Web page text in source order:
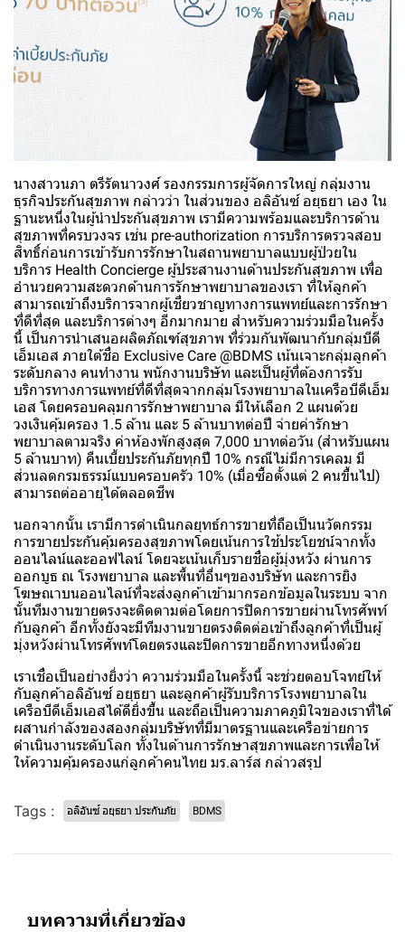
นางสาวนภา ตรีรัตนาวงศ์ รองกรรมการผู้จัดการใหญ่ กลุ่มงาน
ธุรกิจประกันสุขภาพ กล่าวว่า ในส่วนของ อลิอันซ์ อยุธยา เอง ใน
ฐานะหนึ่งในผู้นำประกันสุขภาพ เรามีความพร้อมและบริการด้าน
สุขภาพที่ครบวงจร เช่น pre-authorization การบริการตรวจสอบ
สิทธิ์ก่อนการเข้ารับการรักษาในสถานพยาบาลแบบผู้ป่วยใน
บริการ Health Concierge ผู้ประสานงานด้านประกันสุขภาพ เพื่อ
อำนวยความสะดวกด้านการรักษาพยาบาลของเรา ที่ให้ลูกค้า
สามารถเข้าถึงบริการจากผู้เชี่ยวชาญทางการแพทย์และการรักษา
ที่ดีที่สุด และบริการต่างๆ อีกมากมาย สำหรับความร่วมมือในครั้ง
นี้ เป็นการนำเสนอผลิตภัณฑ์สุขภาพ ที่ร่วมกันพัฒนากับกลุ่มบีดี
เอ็มเอส ภายใต้ชื่อ Exclusive Care @BDMS เน้นเจาะกลุ่มลูกค้า
ระดับกลาง คนทำงาน พนักงานบริษัท และเป็นผู้ที่ต้องการรับ
บริการทางการแพทย์ที่ดีที่สุดจากกลุ่มโรงพยาบาลในเครือบีดีเอ็ม
เอส โดยครอบคลุมการรักษาพยาบาล มีให้เลือก 2 แผนด้วย
วงเงินคุ้มครอง 1.5 ล้าน และ 5 ล้านบาทต่อปี จ่ายค่ารักษา
พยาบาลตามจริง ค่าห้องพักสูงสุด 7,000 บาทต่อวัน (สำหรับแผน
5 ล้านบาท) คืนเบี้ยประกันภัยทุกปี 10% กรณีไม่มีการเคลม มี
ส่วนลดกรมธรรม์แบบครอบครัว 10% (เมื่อซื้อตั้งแต่ 2 คนขึ้นไป)
สามารถต่ออายุได้ตลอดชีพ
นอกจากนั้น เรามีการดำเนินกลยุทธ์การขายที่ถือเป็นนวัตกรรม
การขายประกันคุ้มครองสุขภาพโดยเน้นการใช้ประโยชน์จากทั้ง
ออนไลน์และออฟไลน์ โดยจะเน้นเก็บรายชื่อผู้มุ่งหวัง ผ่านการ
ออกบูธ ณ โรงพยาบาล และพื้นที่อื่นๆของบริษัท และการยิง
โฆษณาบนออนไลน์ที่จะส่งลูกค้าเข้ามากรอกข้อมูลในระบบ จาก
นั้นทีมงานขายตรงจะติดตามต่อโดยการปิดการขายผ่านโทรศัพท์
กับลูกค้า อีกทั้งยังจะมีทีมงานขายตรงติดต่อเข้าถึงลูกค้าที่เป็นผู้
มุ่งหวังผ่านโทรศัพท์โดยตรงและปิดการขายอีกทางหนึ่งด้วย
เราเชื่อเป็นอย่างยิ่งว่า ความร่วมมือในครั้งนี้ จะช่วยตอบโจทย์ให้
กับลูกค้าอลิอันซ์ อยุธยา และลูกค้าผู้รับบริการโรงพยาบาลใน
เครือบีดีเอ็มเอสได้ดียิ่งขึ้น และถือเป็นความภาคภูมิใจของเราที่ได้
ผสานกำลังของสองกลุ่มบริษัทที่มีมาตรฐานและเครือข่ายการ
ดำเนินงานระดับโลก ทั้งในด้านการรักษาสุขภาพและการเพื่อให้
ให้ความคุ้มครองแก่ลูกค้าคนไทย มร.ลาร์ส กล่าวสรุป
Tags : อลิอันซ์ อยุธยา ประกันภัย BDMS
บทความที่เกี่ยวข้อง